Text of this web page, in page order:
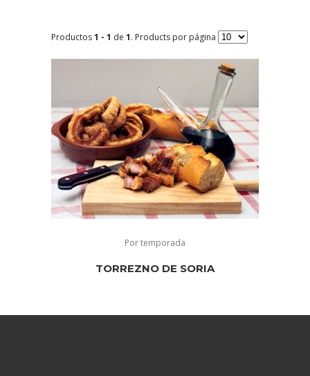
Productos1 - 1 de 1. Products por página
Por temporada
TORREZNO DE SORIA